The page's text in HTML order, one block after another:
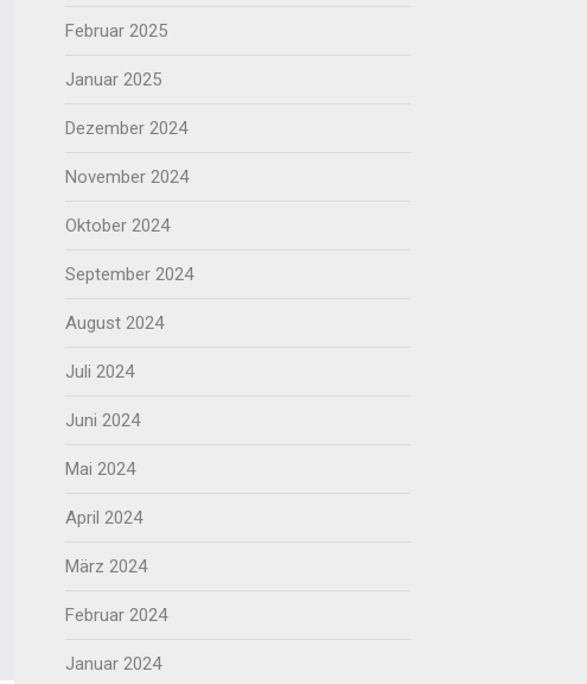
Februar 2025
Januar 2025
Dezember 2024
November 2024
Oktober 2024
September 2024
August 2024
Juli 2024
Juni 2024
Mai 2024
April 2024
März 2024
Februar 2024
Januar 2024